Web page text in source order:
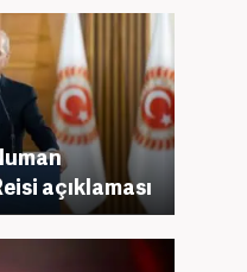
açıklaması